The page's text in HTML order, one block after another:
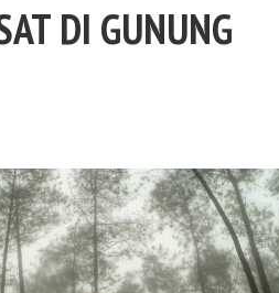
DI GUNUNG